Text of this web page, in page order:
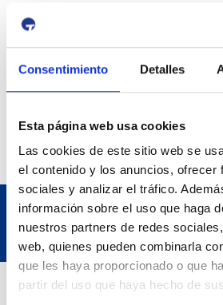
Consentimiento Detalles
Esta página web usa cookies
Las cookies de este sitio web se
el contenido y los anuncios, ofrecer
sociales y analizar el tráfico.
información sobre el uso que haga
nuestros partners de redes
web, quienes pueden combinarla
que les haya proporcionado o que
partir del uso que haya hecho de
Datos de contacto